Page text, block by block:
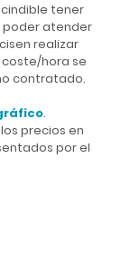
tener
poder atender
realizar
hora se
contratado.
.
precios en
por el